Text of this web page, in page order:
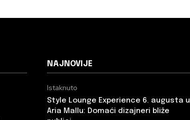
NAJNOVIJE
Istaknuto
Style Lounge Experience 6. augusta u
Aria Mallu: Domaći dizajneri bliže